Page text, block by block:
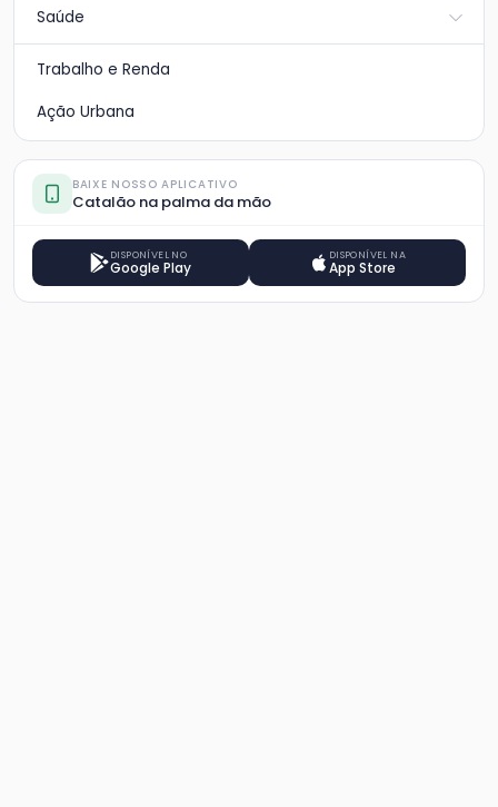
Saúde
Trabalho e Renda
Ação Urbana
BAIXE NOSSO APLICATIVO
Catalão na palma da mão
DISPONÍVEL NO
Google Play
DISPONÍVEL NA
App Store